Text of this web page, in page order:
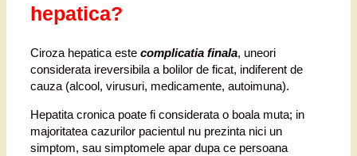
hepatica?
Ciroza hepatica este complicatia finala, uneori
considerata ireversibila a bolilor de ficat, indiferent de
cauza (alcool, virusuri, medicamente, autoimuna).
Hepatita cronica poate fi considerata o boala muta; in
majoritatea cazurilor pacientul nu prezinta nici un
simptom, sau simptomele apar dupa ce persoana